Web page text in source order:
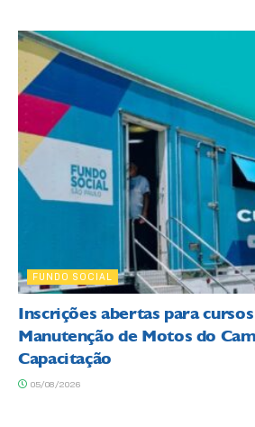
FUNDO SOCIAL
Inscrições abertas para
Manutenção de Motos do
Capacitação
05/08/2026